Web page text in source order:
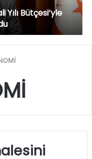
Bütçesi’yle